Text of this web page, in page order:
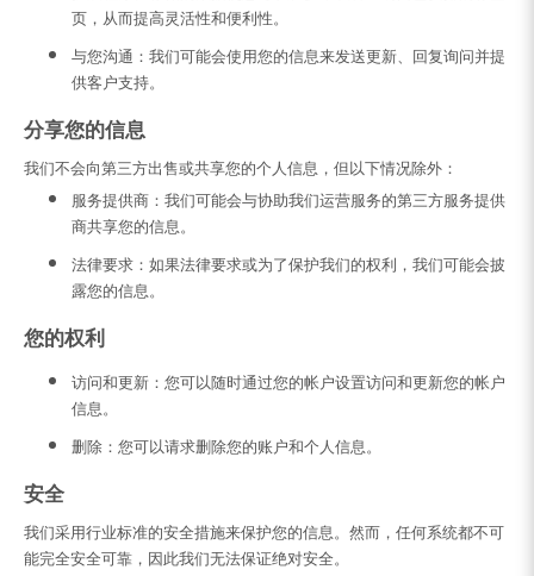
页，从而提高灵活性和便利性。
与您沟通： 我们可能会使用您的信息来发送更新、回复询问并提
供客户支持。
分享您的信息
我们不会向第三方出售或共享您的个人信息，但以下情况除外：
服务提供商： 我们可能会与协助我们运营服务的第三方服务提供
商共享您的信息。
法律要求： 如果法律要求或为了保护我们的权利，我们可能会披
露您的信息。
您的权利
访问和更新： 您可以随时通过您的帐户设置访问和更新您的帐户
信息。
删除： 您可以请求删除您的账户和个人信息。
安全
我们采用行业标准的安全措施来保护您的信息。然而，任何系统都不可
能完全安全可靠，因此我们无法保证绝对安全。